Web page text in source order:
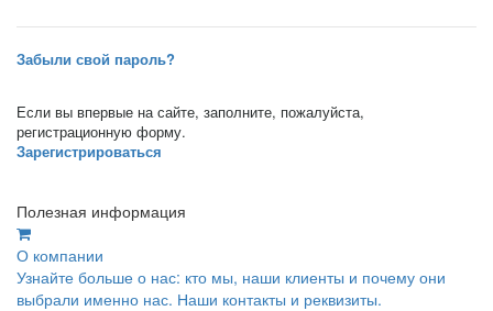
Забыли свой пароль?
Если вы впервые на сайте, заполните, пожалуйста,
регистрационную форму.
Зарегистрироваться
Полезная информация
О компании
Узнайте больше о нас: кто мы, наши клиенты и почему они
выбрали именно нас. Наши контакты и реквизиты.